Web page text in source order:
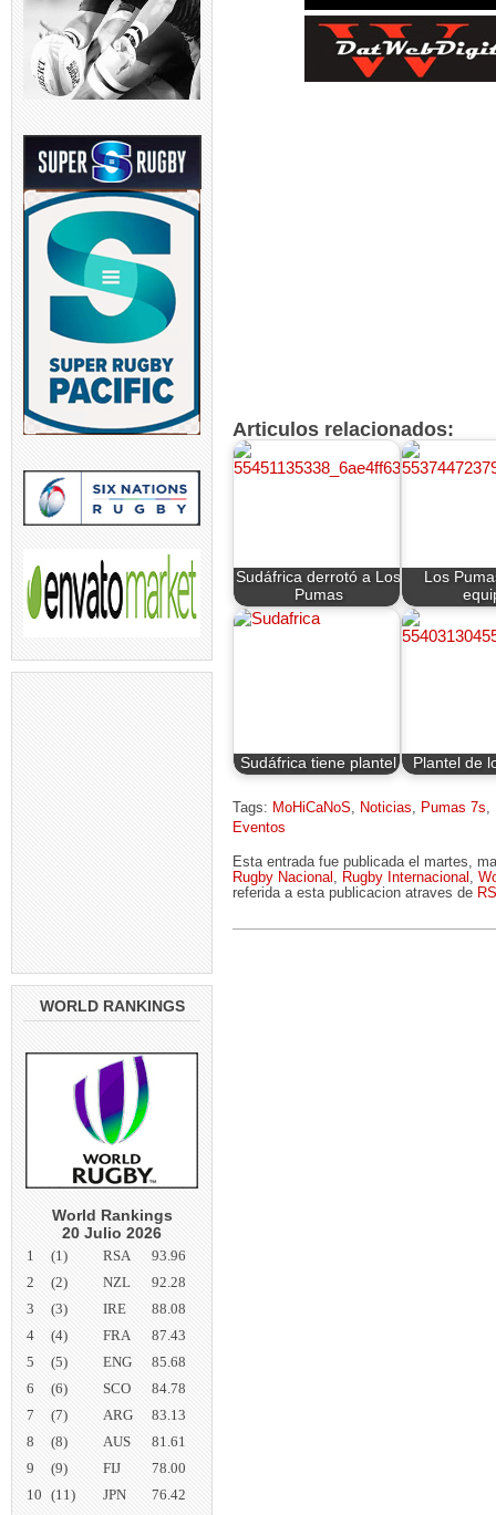
WORLD RANKINGS
World Rankings
20 Julio 2026
1 (1) RSA
93.96
2
(2) NZL
92.28
3
(3) IRE
88.08
4
(4) FRA
87.43
5
(5) ENG
85.68
6
(6) SCO
84.78
7
(7) ARG
83.13
8
(8) AUS
81.61
9
(9) FIJ
78.00
10 (11) JPN 76.42
Articulos relacionados:
Sudáfrica derrotó a Los
Pumas
Los
Sudáfrica tiene plantel Plantel de
Tags: MoHiCaNoS, Noticias, Pumas 7s,
Eventos
Esta entrada fue publicada el martes,
Rugby Nacional , Rugby Internacional ,
referida a esta publicacion atraves de